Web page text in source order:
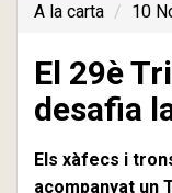
A la carta 10
El 29è
desafia
Els xàfecs i
acompanyat un